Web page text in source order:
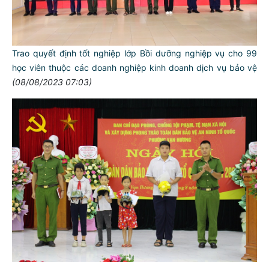
Trao quyết định tốt nghiệp lớp Bồi dưỡng nghiệp vụ cho 99
học viên thuộc các doanh nghiệp kinh doanh dịch vụ bảo vệ
(08/08/2023 07:03)
TƯ CÁCH
NGƯỜI CÔNG AN CÁCH MỆNH LÀ:
Đối với tự mình, phải
CẦN, KIỆM, LIÊM, CHÍNH
Đối với đồng sự, phải
THÂN ÁI GIÚP ĐỠ